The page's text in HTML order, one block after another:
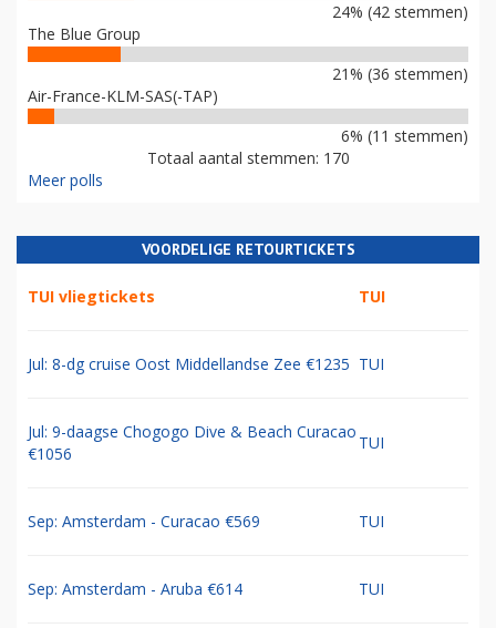
24% (42 stemmen)
The Blue Group
21% (36 stemmen)
Air-France-KLM-SAS(-TAP)
6% (11 stemmen)
Totaal aantal stemmen: 170
Meer polls
VOORDELIGE RETOURTICKETS
TUI vliegtickets TUI
Jul: 8-dg cruise Oost Middellandse Zee €1235 TUI
Jul: 9-daagse Chogogo Dive & Beach Curacao
€1056
TUI
Sep: Amsterdam - Curacao €569 TUI
Sep: Amsterdam - Aruba €614 TUI